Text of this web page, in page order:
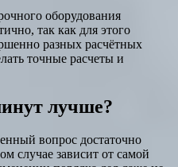
оборудования
так как для этого
разных расчётных
точные расчеты и
лучше?
вопрос достаточно
случае зависит от самой